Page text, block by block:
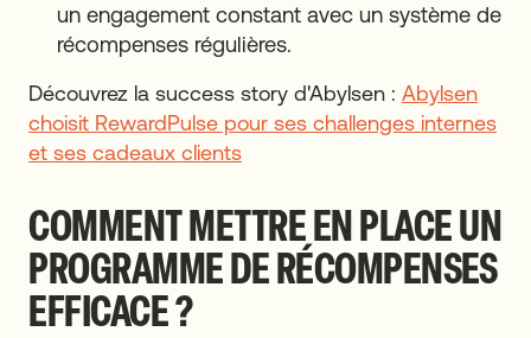
un engagement constant avec un système de
récompenses régulières.
Découvrez la success story d'Abylsen : Abylsen
choisit RewardPulse pour ses challenges internes
et ses cadeaux clients
COMMENT METTRE EN PLACE UN
PROGRAMME DE RÉCOMPENSES
EFFICACE ?